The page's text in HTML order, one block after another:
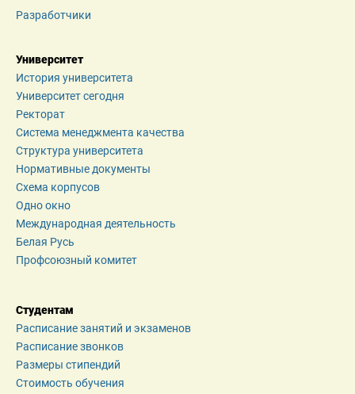
Разработчики
Университет
История университета
Университет сегодня
Ректорат
Система менеджмента качества
Структура университета
Нормативные документы
Схема корпусов
Одно окно
Международная деятельность
Белая Русь
Профсоюзный комитет
Студентам
Расписание занятий и экзаменов
Расписание звонков
Размеры стипендий
Стоимость обучения